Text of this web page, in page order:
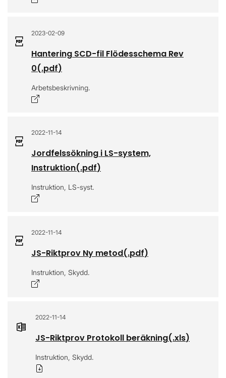
2023-02-09
Hantering SCD-fil Flödesschema Rev
0(.pdf)
Arbetsbeskrivning.
2022-11-14
Jordfelssökning i LS-system,
Instruktion(.pdf)
Instruktion, LS-syst.
2022-11-14
JS-Riktprov Ny metod(.pdf)
Instruktion, Skydd.
2022-11-14
JS-Riktprov Protokoll beräkning(.xls)
Instruktion, Skydd.